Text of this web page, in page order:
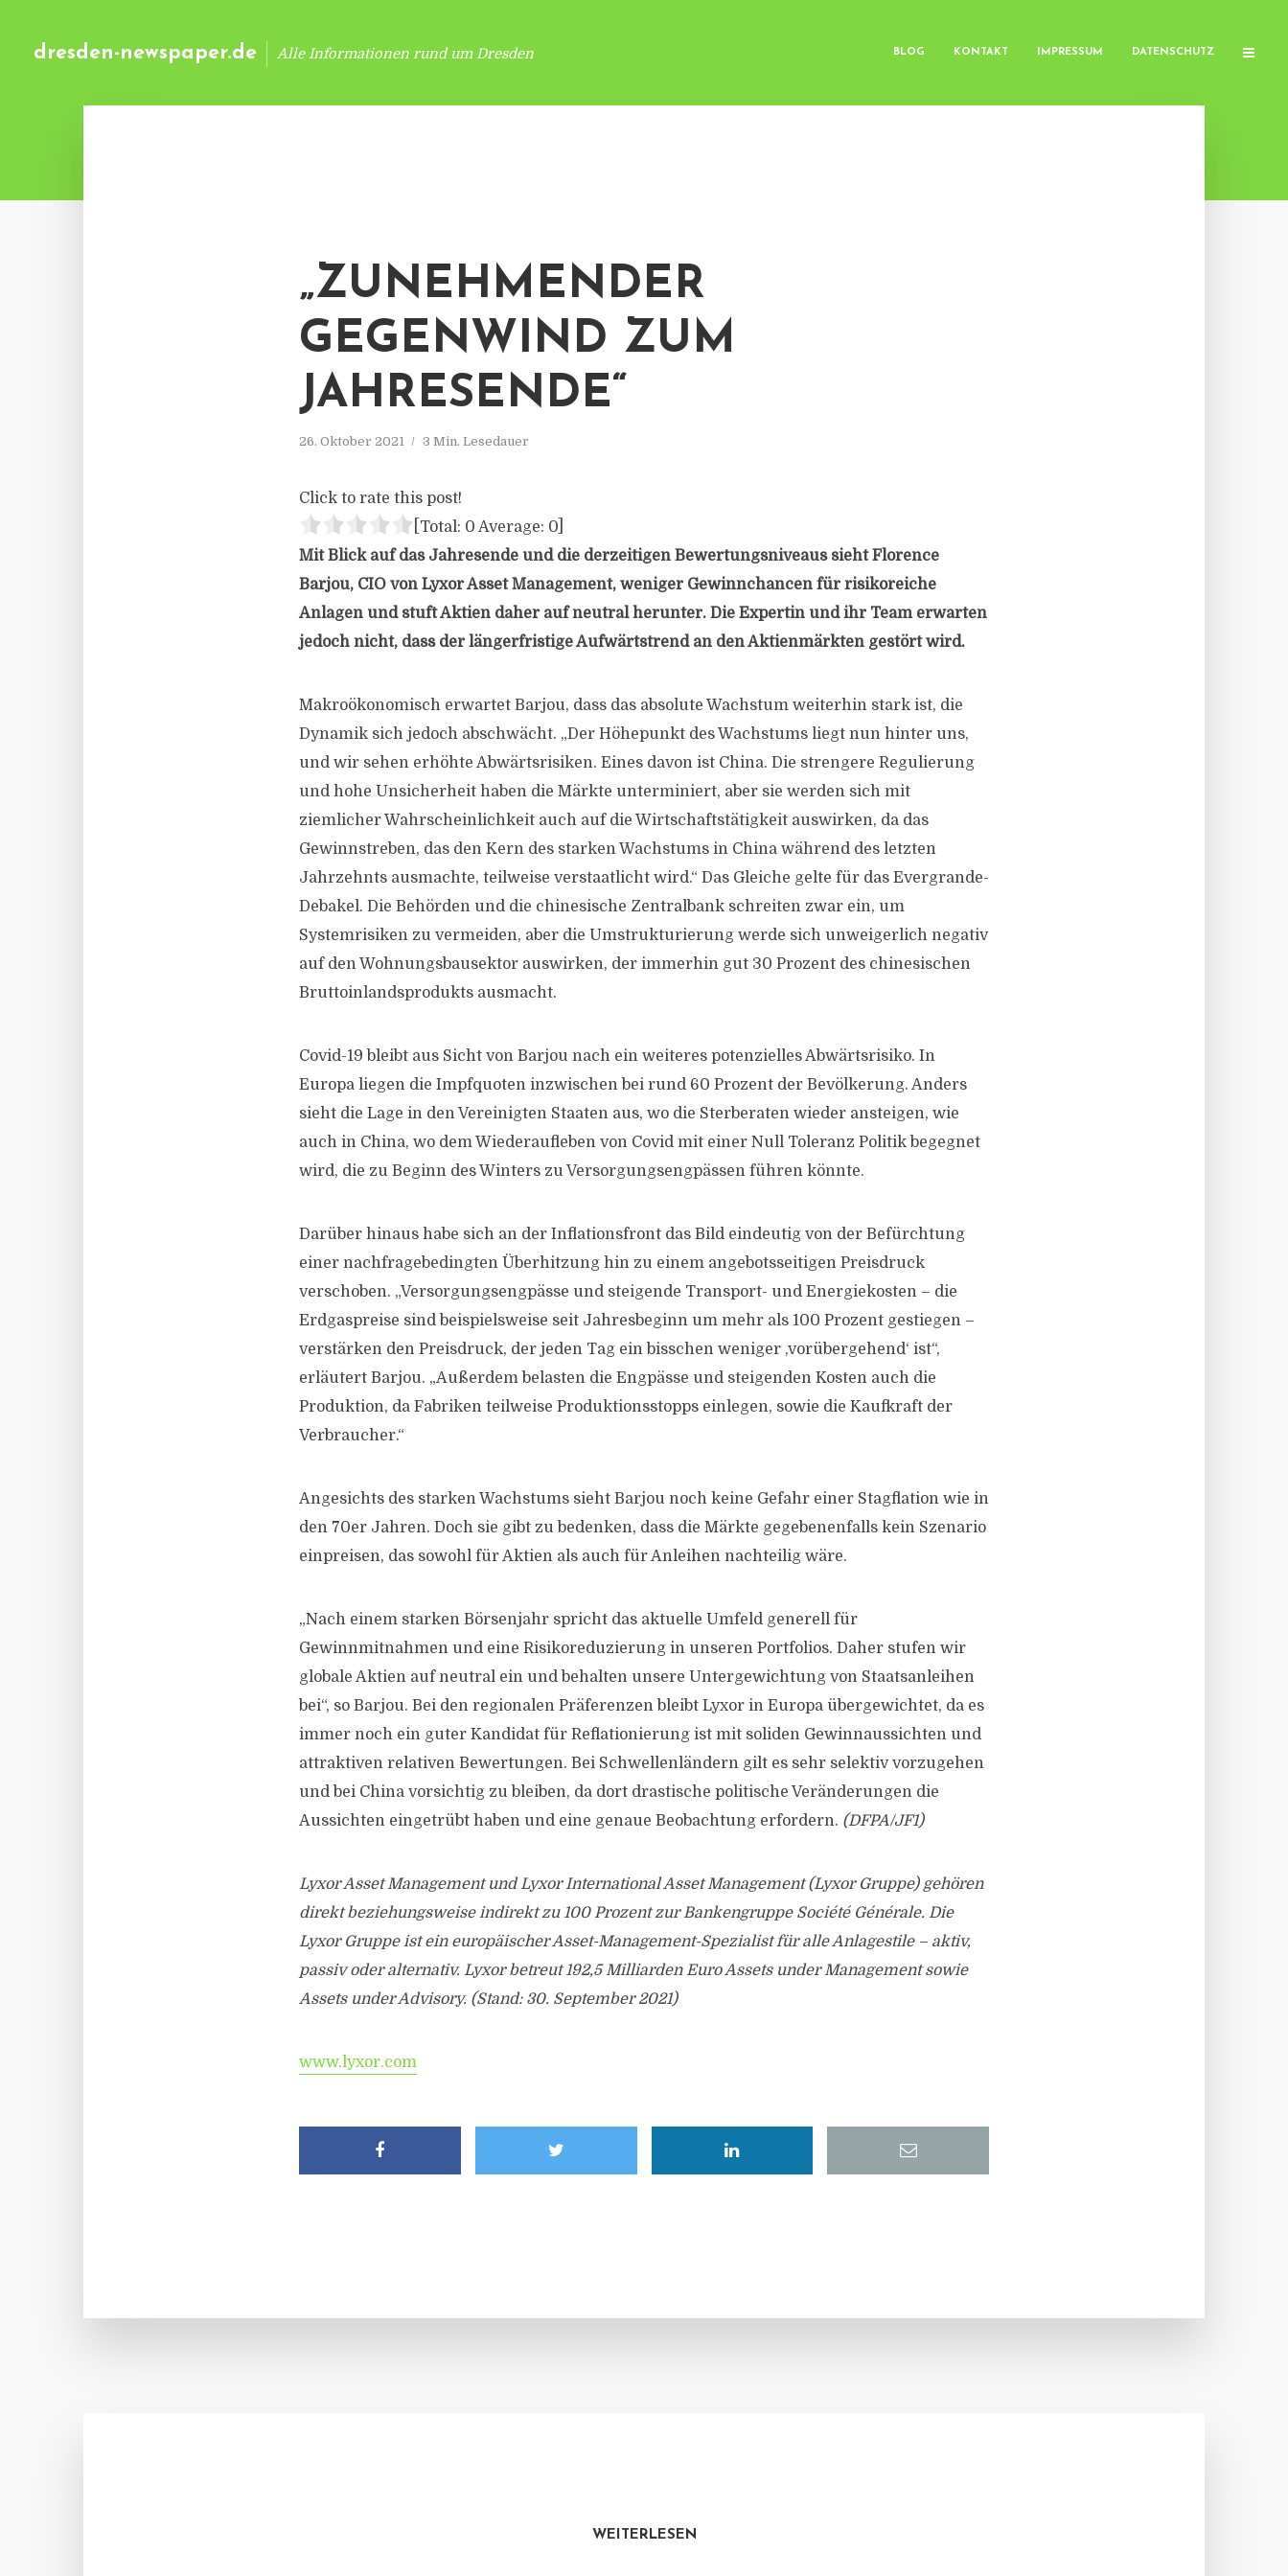
dresden-newspaper.de Alle Informationen rund um Dresden BLOG KONTAKT IMPRESSUM DATENSCHUTZ
„ZUNEHMENDER
GEGENWIND ZUM
JAHRESENDE“
26. Oktober 2021 3 Min. Lesedauer
Click to rate this post!
[Total: 0 Average: 0
Mit Blick auf das Jahresende und die derzeitigen Bewertungsniveaus sieht Florence
Barjou, CIO von Lyxor Asset Management, weniger Gewinnchancen für risikoreiche
Anlagen und stuft Aktien daher auf neutral herunter. Die Expertin und ihr Team erwarten
jedoch nicht, dass der längerfristige Aufwärtstrend an den Aktienmärkten gestört wird.
Makroökonomisch erwartet Barjou, dass das absolute Wachstum weiterhin stark ist, die
Dynamik sich jedoch abschwächt. „Der Höhepunkt des Wachstums liegt nun hinter uns,
und wir sehen erhöhte Abwärtsrisiken. Eines davon ist China. Die strengere Regulierung
und hohe Unsicherheit haben die Märkte unterminiert, aber sie werden sich mit
ziemlicher Wahrscheinlichkeit auch auf die Wirtschaftstätigkeit auswirken, da das
Gewinnstreben, das den Kern des starken Wachstums in China während des letzten
Jahrzehnts ausmachte, teilweise verstaatlicht wird.“ Das Gleiche gelte für das Evergrande-
Debakel. Die Behörden und die chinesische Zentralbank schreiten zwar ein, um
Systemrisiken zu vermeiden, aber die Umstrukturierung werde sich unweigerlich negativ
auf den Wohnungsbausektor auswirken, der immerhin gut 30 Prozent des chinesischen
Bruttoinlandsprodukts ausmacht.
Covid-19 bleibt aus Sicht von Barjou nach ein weiteres potenzielles Abwärtsrisiko. In
Europa liegen die Impfquoten inzwischen bei rund 60 Prozent der Bevölkerung. Anders
sieht die Lage in den Vereinigten Staaten aus, wo die Sterberaten wieder ansteigen, wie
auch in China, wo dem Wiederaufleben von Covid mit einer Null Toleranz Politik begegnet
wird, die zu Beginn des Winters zu Versorgungsengpässen führen könnte.
Darüber hinaus habe sich an der Inflationsfront das Bild eindeutig von der Befürchtung
einer nachfragebedingten Überhitzung hin zu einem angebotsseitigen Preisdruck
verschoben. „Versorgungsengpässe und steigende Transport- und Energiekosten – die
Erdgaspreise sind beispielsweise seit Jahresbeginn um mehr als 100 Prozent gestiegen –
verstärken den Preisdruck, der jeden Tag ein bisschen weniger ,vorübergehend‘ ist“,
erläutert Barjou. „Außerdem belasten die Engpässe und steigenden Kosten auch die
Produktion, da Fabriken teilweise Produktionsstopps einlegen, sowie die Kaufkraft der
Verbraucher.“
Angesichts des starken Wachstums sieht Barjou noch keine Gefahr einer Stagflation wie in
den 70er Jahren. Doch sie gibt zu bedenken, dass die Märkte gegebenenfalls kein Szenario
einpreisen, das sowohl für Aktien als auch für Anleihen nachteilig wäre.
„Nach einem starken Börsenjahr spricht das aktuelle Umfeld generell für
Gewinnmitnahmen und eine Risikoreduzierung in unseren Portfolios. Daher stufen wir
globale Aktien auf neutral ein und behalten unsere Untergewichtung von Staatsanleihen
bei“, so Barjou. Bei den regionalen Präferenzen bleibt Lyxor in Europa übergewichtet, da es
immer noch ein guter Kandidat für Reflationierung ist mit soliden Gewinnaussichten und
attraktiven relativen Bewertungen. Bei Schwellenländern gilt es sehr selektiv vorzugehen
und bei China vorsichtig zu bleiben, da dort drastische politische Veränderungen die
Aussichten eingetrübt haben und eine genaue Beobachtung erfordern. (DFPA/JF1)
Lyxor Asset Management und Lyxor International Asset Management (Lyxor Gruppe) gehören
direkt beziehungsweise indirekt zu 100 Prozent zur Bankengruppe Société Générale. Die
Lyxor Gruppe ist ein europäischer Asset-Management-Spezialist für alle Anlagestile – aktiv,
passiv oder alternativ. Lyxor betreut 192,5 Milliarden Euro Assets under Management sowie
Assets under Advisory. (Stand: 30. September 2021)
www.lyxor.com
WEITERLESEN